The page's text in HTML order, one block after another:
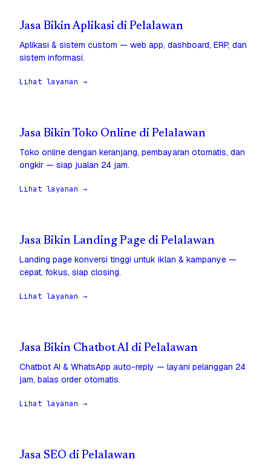
Jasa Bikin Aplikasi di Pelalawan
Aplikasi & sistem custom — web app, dashboard, ERP, dan
sistem informasi.
Lihat layanan →
Jasa Bikin Toko Online di Pelalawan
Toko online dengan keranjang, pembayaran otomatis, dan
ongkir — siap jualan 24 jam.
Lihat layanan →
Jasa Bikin Landing Page di Pelalawan
Landing page konversi tinggi untuk iklan & kampanye —
cepat, fokus, siap closing.
Lihat layanan →
Jasa Bikin Chatbot AI di Pelalawan
Chatbot AI & WhatsApp auto-reply — layani pelanggan 24
jam, balas order otomatis.
Lihat layanan →
Jasa SEO di Pelalawan